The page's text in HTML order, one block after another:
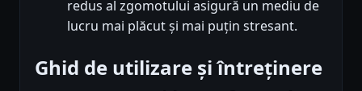
redus al zgomotului asigură un mediu de
lucru mai plăcut și mai puțin stresant.
Ghid de utilizare și întreținere